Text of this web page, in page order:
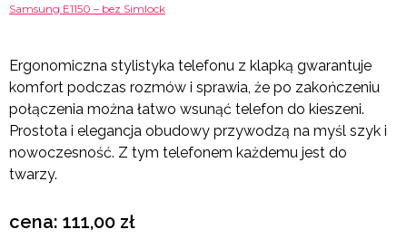
Samsung E1150 – bez Simlock
Ergonomiczna stylistyka telefonu z klapką gwarantuje
komfort podczas rozmów i sprawia, że po zakończeniu
połączenia można łatwo wsunąć telefon do kieszeni.
Prostota i elegancja obudowy przywodzą na myśl szyk i
nowoczesność. Z tym telefonem każdemu jest do
twarzy.
cena: 111,00 zł